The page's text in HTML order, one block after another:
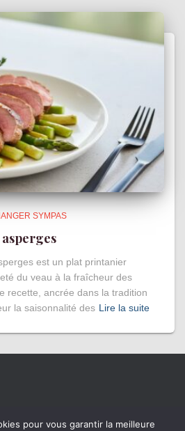
SYMPAS
est un plat printanier
du veau à la fraîcheur des
recette, ancrée dans la tradition
la saisonnalité des Lire la suite
pour vous garantir la meilleure